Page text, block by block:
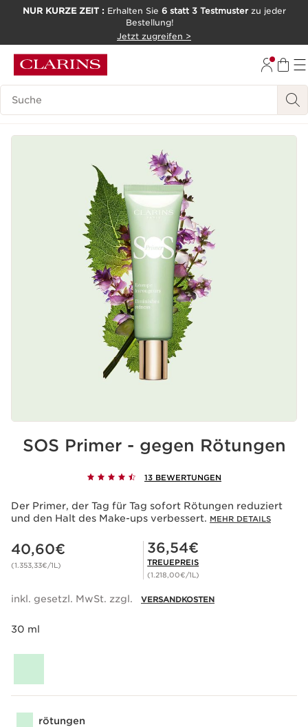
NUR KURZE ZEIT : Erhalten Sie 6 statt 3 Testmusterzu jeder
Bestellung!
Jetzt zugreifen >
Legende suchen
SOS Primer - gegen Rötungen
13 BEWERTUNGEN
Der Primer, der Tag für Tag sofort Rötungen reduziert
und den Halt des Make-ups verbessert. MEHR DETAILS
Aktueller Preis 40,60€
40,60€
(1.353,33€/1L)
Mitgliederpreis 36,54€
36,54€
TREUEPREIS
(1.218,00€/1L)
inkl. gesetzl. MwSt. zzgl. VERSANDKOSTEN
30 ml
rötungen